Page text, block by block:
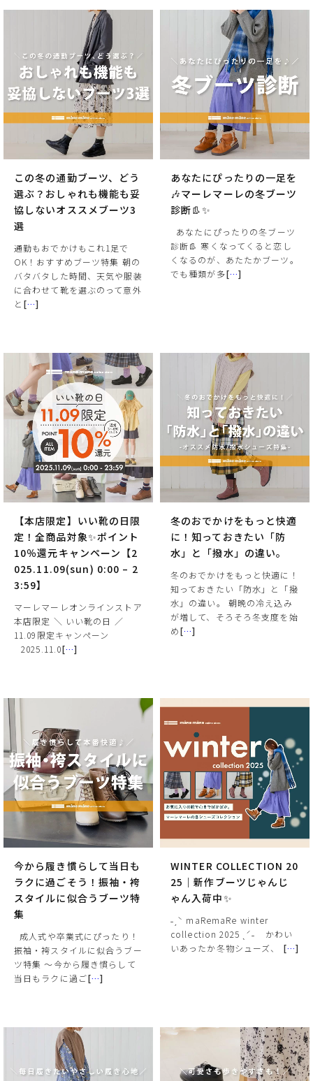
この冬の通勤ブーツ、どう
選ぶ？おしゃれも機能も妥
協しないオススメブーツ3
選
通勤もおでかけもこれ1足で
OK！おすすめブーツ特集 朝の
バタバタした時間、天気や服装
に合わせて靴を選ぶのって意外
と […]
あなたにぴったりの一足を
🎶マーレマーレの冬ブーツ
診断👢✨
あなたにぴったりの冬ブーツ
診断👢 寒くなってくると恋し
くなるのが、あたたかブーツ。
でも種類が多[…]
【本店限定】いい靴の日限
定！全商品対象✨ポイント
10％還元キャンペーン【2
025.11.09(sun) 0:00 – 2
3:59】
マーレマーレオンラインストア
本店限定 ＼ いい靴の日 ／
11.09限定キャンペーン
⠀2025.11.0[…]
冬のおでかけをもっと快適
に！知っておきたい「防
水」と「撥水」の違い。
冬のおでかけをもっと快適に！
知っておきたい「防水」と「撥
水」の違い。 朝晩の冷え込み
が増して、そろそろ冬支度を始
め[…]
今から履き慣らして当日も
ラクに過ごそう！振袖・袴
スタイルに似合うブーツ特
集
成人式や卒業式にぴったり！
振袖・袴スタイルに似合うブー
ツ特集 〜今から履き慣らして
当日もラクに過ご[…]
WINTER COLLECTION 20
25｜新作ブーツじゃんじ
ゃん入荷中✨
˗ˏˋ maRemaRe winter
collection 2025 ˎˊ˗⠀ かわい
いあったか冬物シューズ、 […]